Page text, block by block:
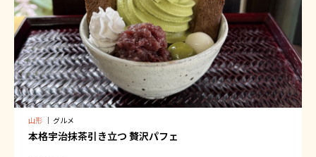
山形 ｜ グルメ
本格宇治抹茶引き立つ 贅沢パフェ